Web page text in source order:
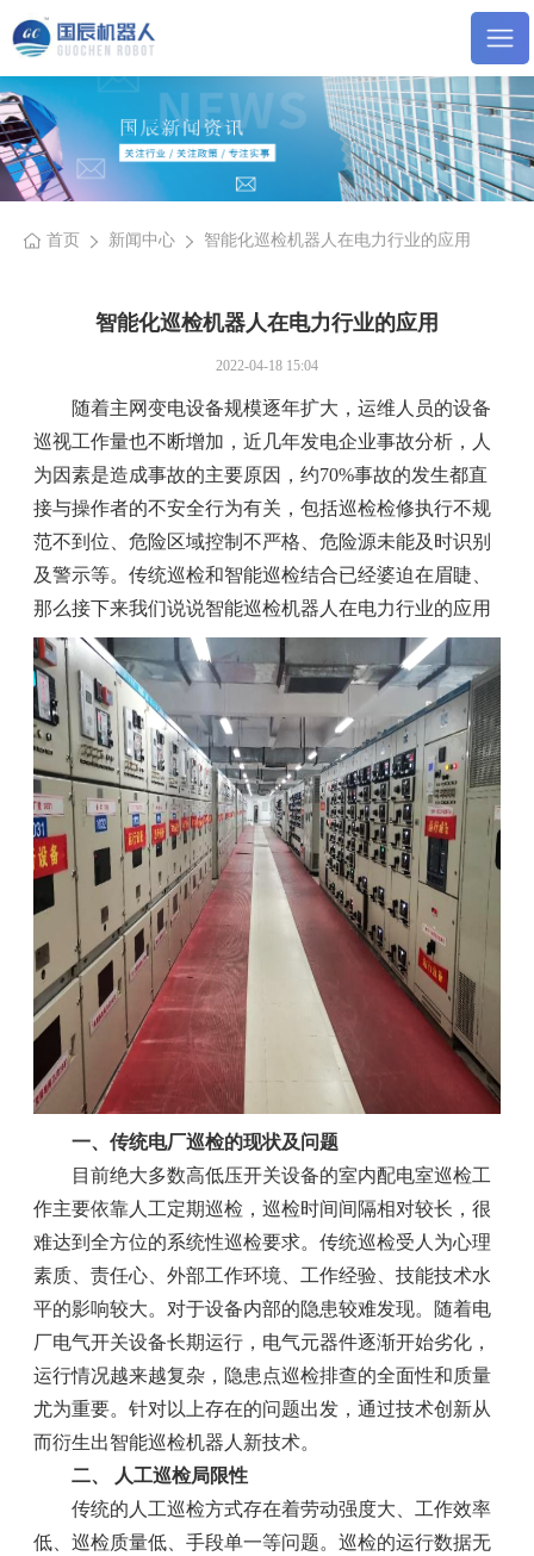
首页 新闻中心 智能化巡检机器人在电力行业的应用
智能化巡检机器人在电力行业的应用
2022-04-18 15:04
随着主网变电设备规模逐年扩大，运维人员的设备
巡视工作量也不断增加，近几年发电企业事故分析，人
为因素是造成事故的主要原因，约70%事故的发生都直
接与操作者的不安全行为有关，包括巡检检修执行不规
范不到位、危险区域控制不严格、危险源未能及时识别
及警示等。传统巡检和智能巡检结合已经婆迫在眉睫、
那么接下来我们说说智能巡检机器人在电力行业的应用
一、传统电厂巡检的现状及问题
目前绝大多数高低压开关设备的室内配电室巡检工
作主要依靠人工定期巡检，巡检时间间隔相对较长，很
难达到全方位的系统性巡检要求。传统巡检受人为心理
素质、责任心、外部工作环境、工作经验、技能技术水
平的影响较大。对于设备内部的隐患较难发现。随着电
厂电气开关设备长期运行，电气元器件逐渐开始劣化，
运行情况越来越复杂，隐患点巡检排查的全面性和质量
尤为重要。针对以上存在的问题出发，通过技术创新从
而衍生出智能巡检机器人新技术。
二、 人工巡检局限性
传统的人工巡检方式存在着劳动强度大、工作效率
低、巡检质量低、手段单一等问题。巡检的运行数据无